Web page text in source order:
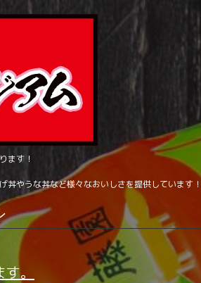
ます！
やうな丼など様々なおいしさを提供しています！
。